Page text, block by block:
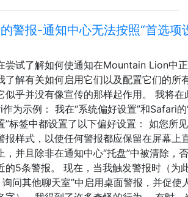
警报-通知中心无法按照“首选项
尝试了解如何使通知在Mountain Lion中
了解有关如何启用它们以及配置它们的所
似乎并没有像宣传的那样起作用。 我将在
为示例： 我在“系统偏好设置”和Safari
”标签中都设置了以下偏好设置： 如您所
报样式，以使任何警报都应保留在屏幕上
，并且除非在通知中心“托盘”中被清除，
的5条警报。 现在，当我触发警报时（为
询问其他聊天室”中启用桌面警报，并促使